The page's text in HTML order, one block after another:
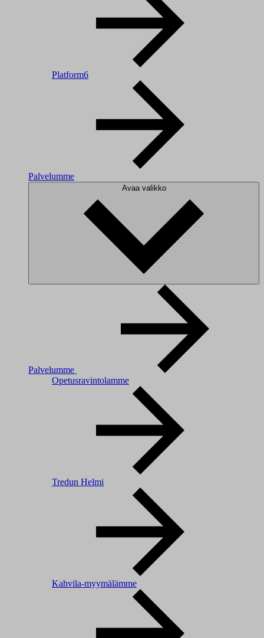
Platform6
Palvelumme
Avaa valikko
Palvelumme
Opetusravintolamme
Tredun Helmi
Kahvila-myymälämme